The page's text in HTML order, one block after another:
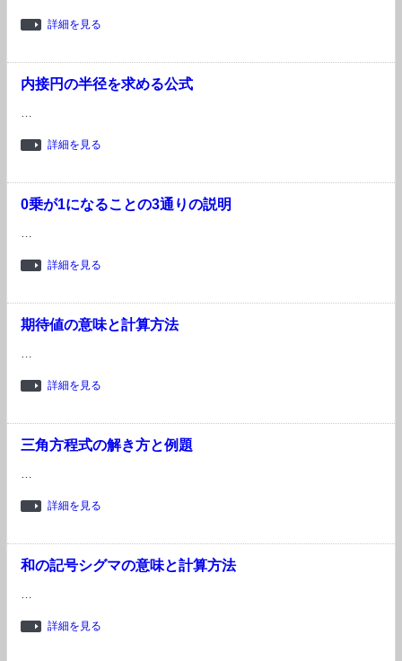
詳細を見る
内接円の半径を求める公式
…
詳細を見る
0乗が1になることの3通りの説明
…
詳細を見る
期待値の意味と計算方法
…
詳細を見る
三角方程式の解き方と例題
…
詳細を見る
和の記号シグマの意味と計算方法
…
詳細を見る